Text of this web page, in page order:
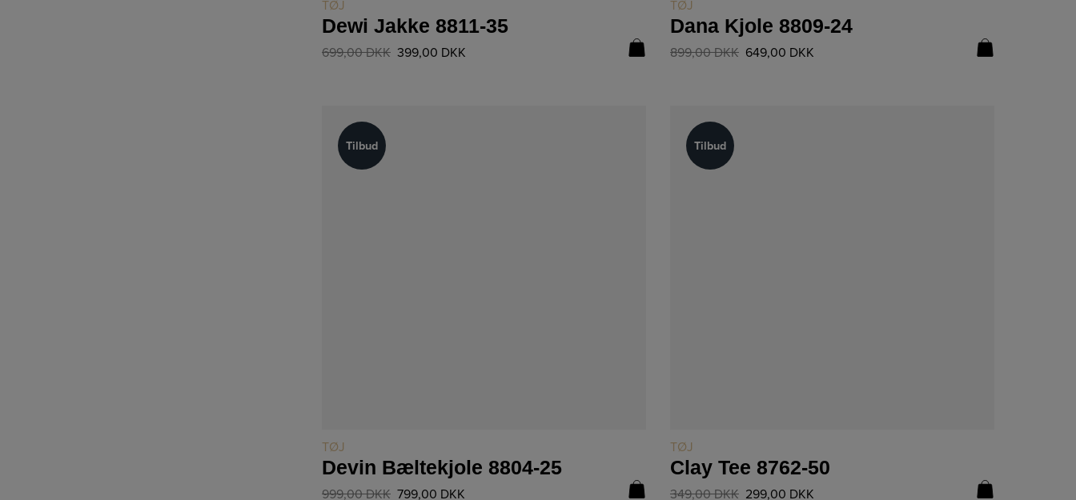
TØJ
Dewi Jakke 8811-35
699,00DKK 399,00 DKK
TØJ
Dana Kjole 8809-24
899,00DKK 649,00 DKK
Tilbud
Tilbud
TØJ
Devin Bæltekjole 8804-25
999,00DKK 799,00 DKK
Tilbud
Tilbud
TØJ
Clay Tee 8762-50
349,00DKK 299,00 DKK